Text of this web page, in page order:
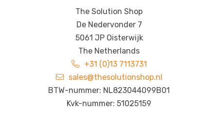
The Solution Shop
De Nedervonder 7
5061 JP Oisterwijk
The Netherlands
+31 (0)13 7113731
sales@thesolutionshop.nl
BTW-nummer: NL823044099B01
Kvk-nummer: 51025159